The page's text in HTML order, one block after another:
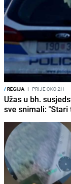
/REGIJA I PRIJE OKO 2H
Užas u bh.
sve snimali: "Stari